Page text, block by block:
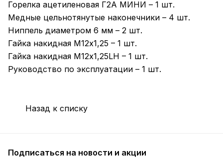
Горелка ацетиленовая Г2А МИНИ – 1 шт.
Медные цельнотянутые наконечники – 4 шт.
Ниппель диаметром 6 мм – 2 шт.
Гайка накидная M12х1,25 – 1 шт.
Гайка накидная M12х1,25LH – 1 шт.
Руководство по эксплуатации – 1 шт.
Назад к списку
Подписаться на новости и акции